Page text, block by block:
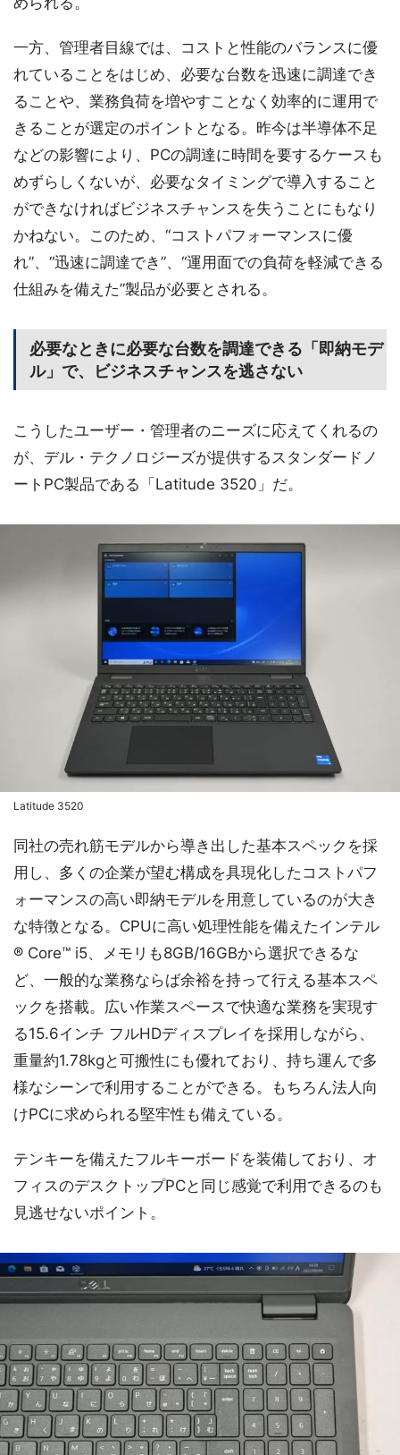
一方、管理者目線では、コストと性能のバランスに優
れていることをはじめ、必要な台数を迅速に調達でき
ることや、業務負荷を増やすことなく効率的に運用で
きることが選定のポイントとなる。昨今は半導体不足
などの影響により、PCの調達に時間を要するケースも
めずらしくないが、必要なタイミングで導入すること
ができなければビジネスチャンスを失うことにもなり
かねない。このため、“コストパフォーマンスに優
れ”、“迅速に調達でき”、“運用面での負荷を軽減できる
仕組みを備えた”製品が必要とされる。
必要なときに必要な台数を調達できる「即納モデ
ル」で、ビジネスチャンスを逃さない
こうしたユーザー・管理者のニーズに応えてくれるの
が、デル・テクノロジーズが提供するスタンダードノ
ートPC製品である「Latitude 3520」だ。
Latitude 3520
同社の売れ筋モデルから導き出した基本スペックを採
用し、多くの企業が望む構成を具現化したコストパフ
ォーマンスの高い即納モデルを用意しているのが大き
な特徴となる。CPUに高い処理性能を備えたインテル
® Core™ i5、メモリも8GB/16GBから選択できるな
ど、一般的な業務ならば余裕を持って行える基本スペ
ックを搭載。広い作業スペースで快適な業務を実現す
る15.6インチ フルHDディスプレイを採用しながら、
重量約1.78kgと可搬性にも優れており、持ち運んで多
様なシーンで利用することができる。もちろん法人向
けPCに求められる堅牢性も備えている。
テンキーを備えたフルキーボードを装備しており、オ
フィスのデスクトップPCと同じ感覚で利用できるのも
見逃せないポイント。